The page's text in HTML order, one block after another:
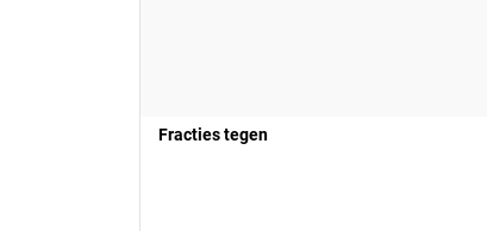
Fracties tegen